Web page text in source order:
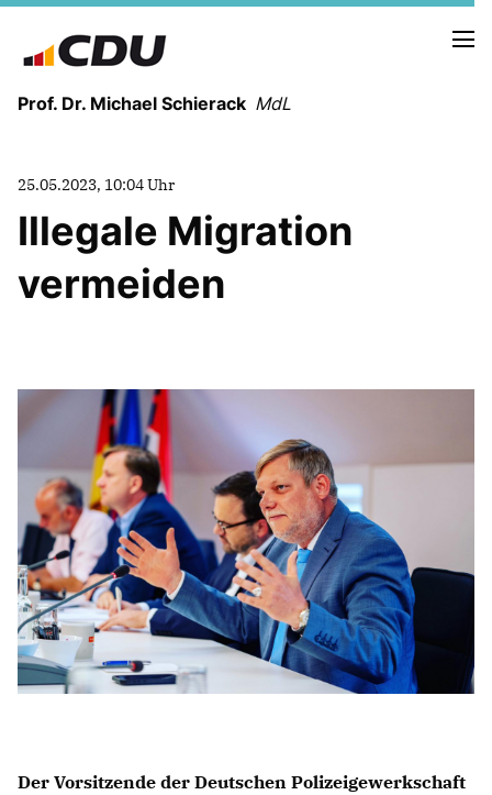
Prof. Dr. Michael Schierack MdL
LEBENSLAUF
HEIMAT UND WERTE
SICHERHEIT UND ZUSAMMENHALT
MITTELSTAND UND INDUSTRIE
BILDUNG
IDENTITÄT
MEINE 10 PUNKTE
25.05.2023, 10:04 Uhr
Illegale Migration
vermeiden
Der Vorsitzende der Deutschen Polizeigewerkschaft